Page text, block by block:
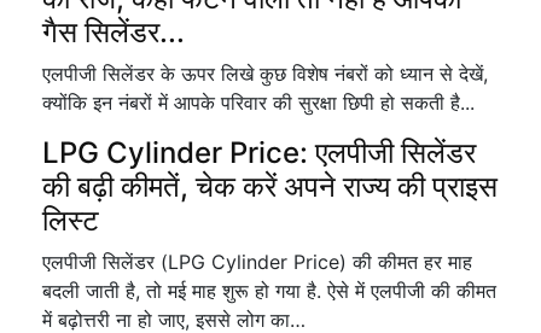
गैस सिलेंडर...
एलपीजी सिलेंडर के ऊपर लिखे कुछ विशेष नंबरों को ध्यान से देखें,
क्योंकि इन नंबरों में आपके परिवार की सुरक्षा छिपी हो सकती है...
LPG Cylinder Price: एलपीजी सिलेंडर
की बढ़ी कीमतें, चेक करें अपने राज्य की प्राइस
लिस्ट
एलपीजी सिलेंडर (LPG Cylinder Price) की कीमत हर माह
बदली जाती है, तो मई माह शुरू हो गया है. ऐसे में एलपीजी की कीमत
में बढ़ोत्तरी ना हो जाए, इससे लोग का…